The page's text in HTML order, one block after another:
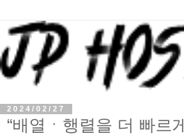
2024/02/27
“배열ㆍ행렬을 더 빠르